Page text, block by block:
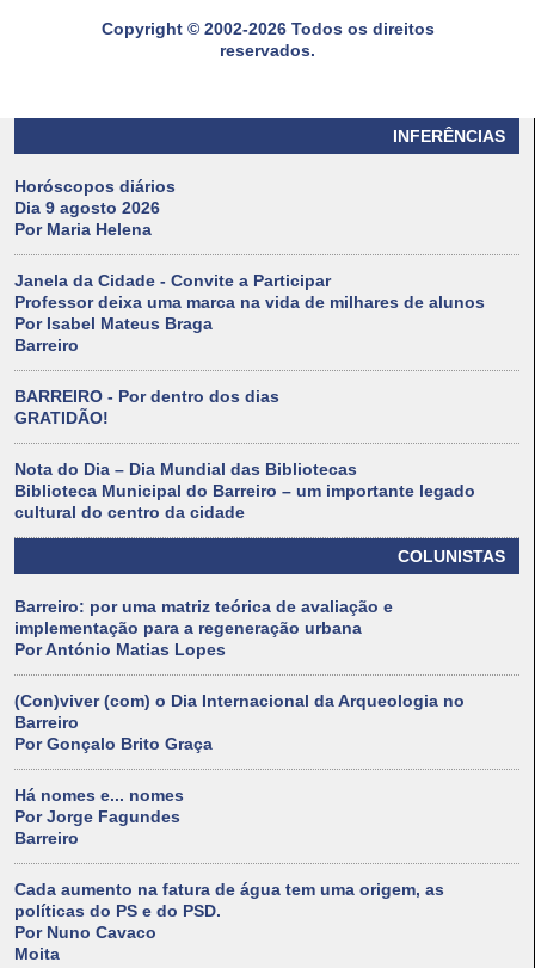
INFERÊNCIAS
Horóscopos diários
Dia 9 agosto 2026
Por Maria Helena
Janela da Cidade - Convite a Participar
Professor deixa uma marca na vida de milhares de alunos
Por Isabel Mateus Braga
Barreiro
BARREIRO - Por dentro dos dias
GRATIDÃO!
Nota do Dia – Dia Mundial das Bibliotecas
Biblioteca Municipal do Barreiro – um importante legado
cultural do centro da cidade
COLUNISTAS
Barreiro: por uma matriz teórica de avaliação e
implementação para a regeneração urbana
Por António Matias Lopes
(Con)viver (com) o Dia Internacional da Arqueologia no
Barreiro
Por Gonçalo Brito Graça
Há nomes e... nomes
Por Jorge Fagundes
Barreiro
Cada aumento na fatura de água tem uma origem, as
políticas do PS e do PSD.
Por Nuno Cavaco
Moita
Copyright © 2002-2026 Todos os direitos
reservados.